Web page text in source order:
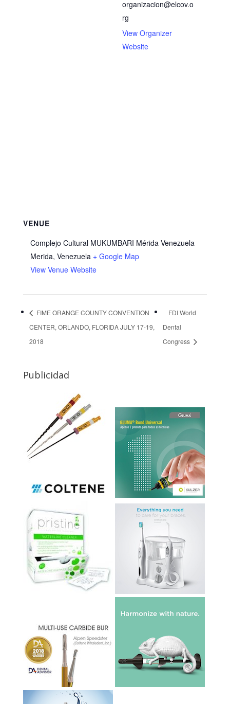
organizacion@elcov.o
rg
View Organizer
Website
VENUE
Complejo Cultural MUKUMBARI Mérida Venezuela
Merida, Venezuela + Google Map
View Venue Website
FIME ORANGE COUNTY CONVENTION
CENTER, ORLANDO, FLORIDA JULY 17-19,
2018
FDI World
Dental
Congress
Publicidad